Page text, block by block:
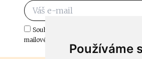
Používáme
Souhlasím s odběrem důležitých zpráv
mailové schránky.